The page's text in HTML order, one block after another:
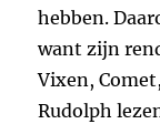
hebben.
want zijn
Vixen,
Rudolph